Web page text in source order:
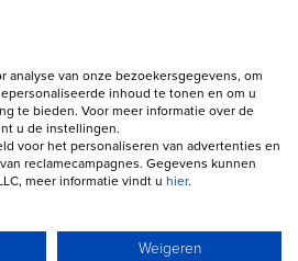
analyse van onze bezoekersgegevens, om
inhoud te tonen en om u
te bieden. Voor meer informatie over de
u de instellingen.
voor het personaliseren van advertenties en
reclamecampagnes. Gegevens kunnen
meer informatie vindt u hier.
Weigeren